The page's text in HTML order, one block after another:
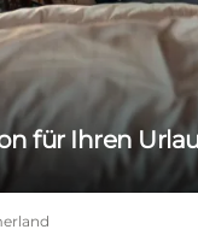
für Ihren